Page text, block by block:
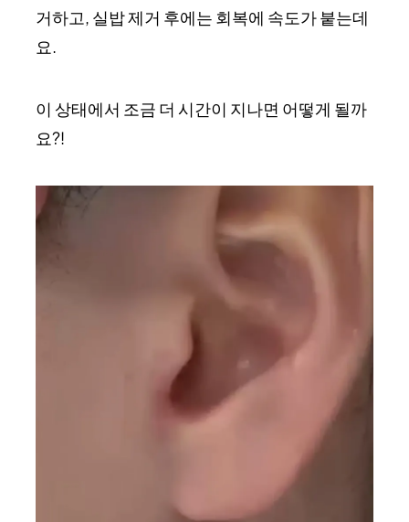
거하고, 실밥 제거 후에는 회복에 속도가 붙는데
요.
이 상태에서 조금 더 시간이 지나면 어떻게 될까
요?!